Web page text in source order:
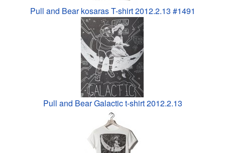
Pull and Bear kosaras T-shirt 2012.2.13 #1491
Pull and Bear Galactic t-shirt 2012.2.13